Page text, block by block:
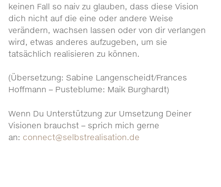
keinen Fall so naiv zu glauben, dass diese Vision
dich nicht auf die eine oder andere Weise
verändern, wachsen lassen oder von dir verlangen
wird, etwas anderes aufzugeben, um sie
tatsächlich realisieren zu können.
(Übersetzung: Sabine Langenscheidt/Frances
Hoffmann – Pusteblume: Maik Burghardt)
Wenn Du Unterstützung zur Umsetzung Deiner
Visionen brauchst – sprich mich gerne
an: connect@selbstrealisation.de